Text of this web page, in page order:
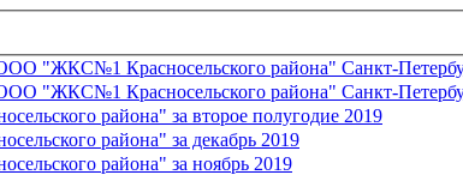
"ЖКС№1 Красносельского района" Санкт-
"ЖКС№1 Красносельского района" Санкт-
района" за второе полугодие 2019
района" за декабрь 2019
района" за ноябрь 2019